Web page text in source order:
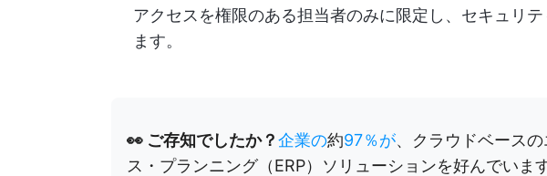
アクセスを権限のある担当者のみに限定し、セキュリ
ます。
👀 ご存知でしたか？企業の約97％が、クラウドベース
ス・プランニング（ERP）ソリューションを好んでいます